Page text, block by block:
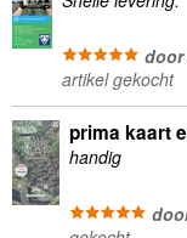
door
artikel gekocht
prima kaart
handig